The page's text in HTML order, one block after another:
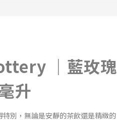
｜藍玫瑰
升
別，無論是安靜的茶飲還是精緻的